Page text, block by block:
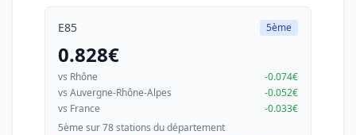
E85 5ème
0.828€
vs Rhône
-0.074€
vs Auvergne-Rhône-Alpes
-0.052€
vs France
-0.033€
5ème sur 78 stations du département